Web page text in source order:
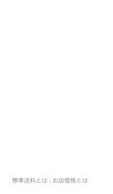
標準送料とは お店価格とは